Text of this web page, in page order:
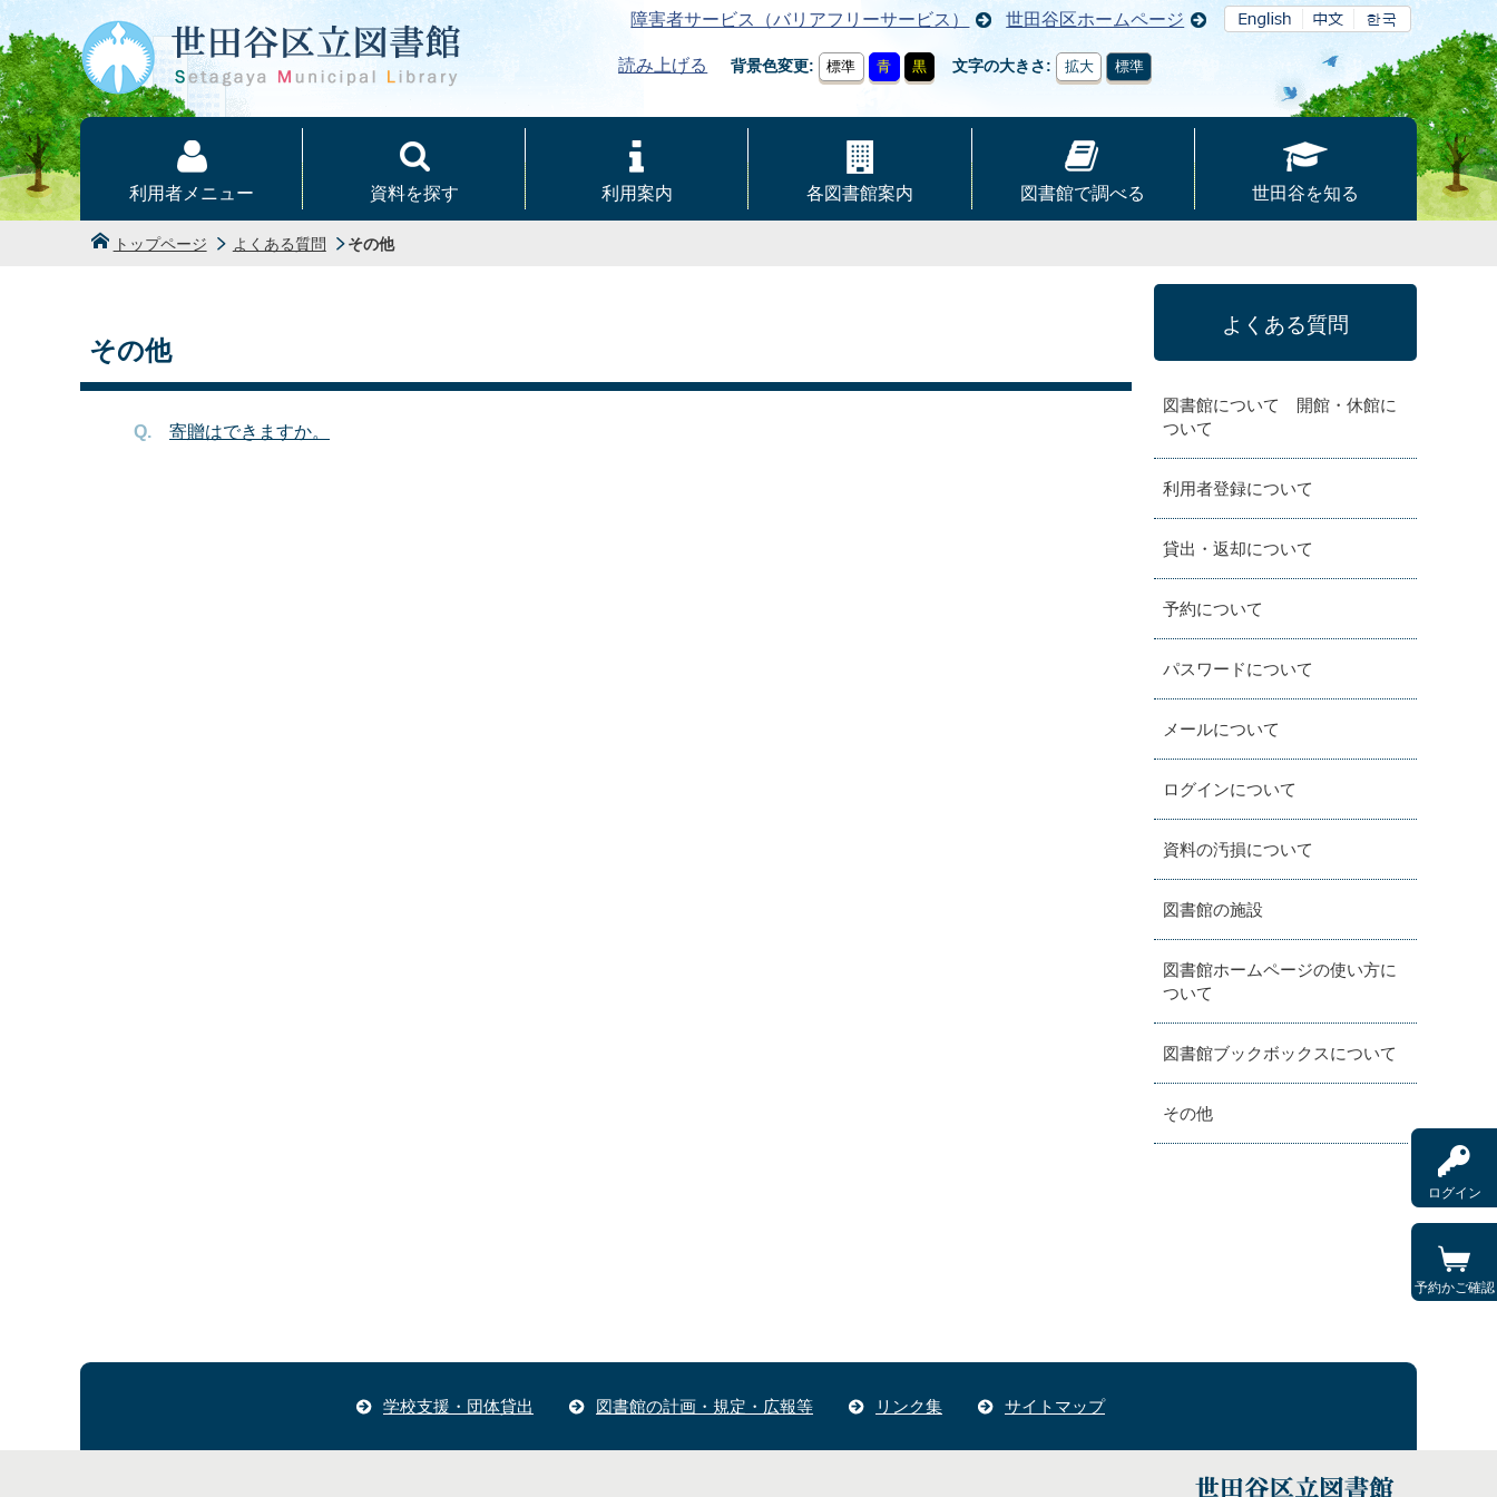
本文へ
障害者サービス（バリアフリーサービス） 世田谷区ホームページ
読み上げる 背景色変更 標準 青 黒 文字の大きさ 拡大 標準
ログイン
予約かご確認
利用者メニュー 資料を探す 利用案内 各図書館案内 図書館で調べる 世田谷を知る
トップページ よくある質問 その他
その他
寄贈はできますか。
よくある質問
図書館について 開館・休館に
ついて
利用者登録について
貸出・返却について
予約について
パスワードについて
メールについて
ログインについて
資料の汚損について
図書館の施設
図書館ホームページの使い方に
ついて
図書館ブックボックスについて
その他
学校支援・団体貸出 図書館の計画・規定・広報等 リンク集 サイトマップ